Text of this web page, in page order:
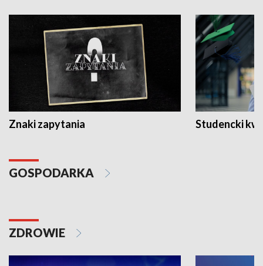
Znaki zapytania Studencki
GOSPODARKA
ZDROWIE